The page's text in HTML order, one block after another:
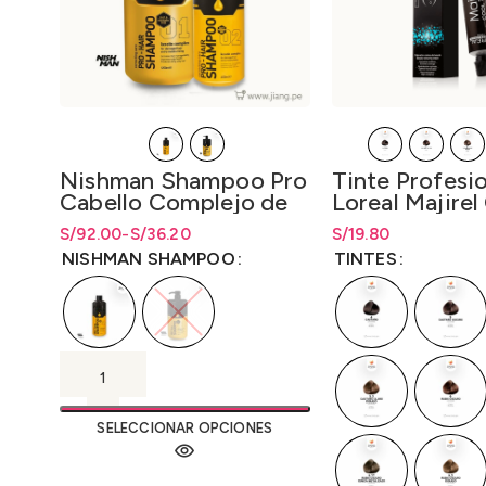
Nishman Shampoo Pro
Cabello Complejo de
Queratina 400ml y
1250ml.
S/36.20
-
S/92.00
Rango de precios: desde S/36.20
hasta S/92.00
Rango de precios: desde
S/36.20hastaS/92.00
NISHMAN SHAMPOO
SELECCIONAR OPCIONES
Tinte
Loreal Majirel
Cover 50gr. –
LO3000M2
S/19.80
Rango de precios:
hastaS/19.80
TINTES